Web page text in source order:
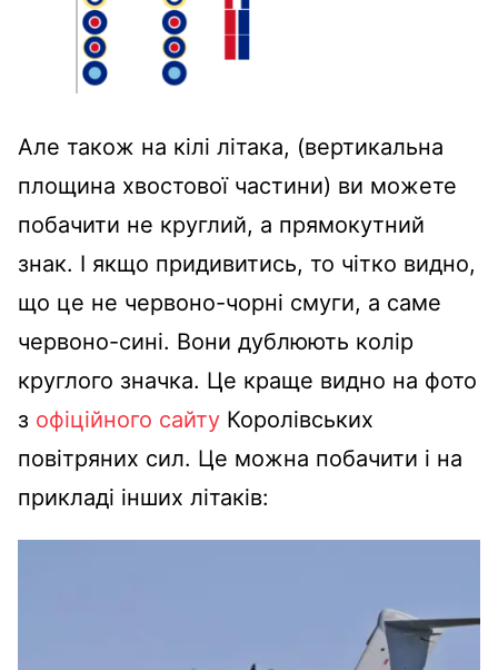
Але також на кілі літака, (вертикальна
площина хвостової частини) ви можете
побачити не круглий, а прямокутний
знак. І якщо придивитись, то чітко видно,
що це не червоно-чорні смуги, а саме
червоно-сині. Вони дублюють колір
круглого значка. Це краще видно на фото
з офіційного сайту Королівських
повітряних сил. Це можна побачити і на
прикладі інших літаків: